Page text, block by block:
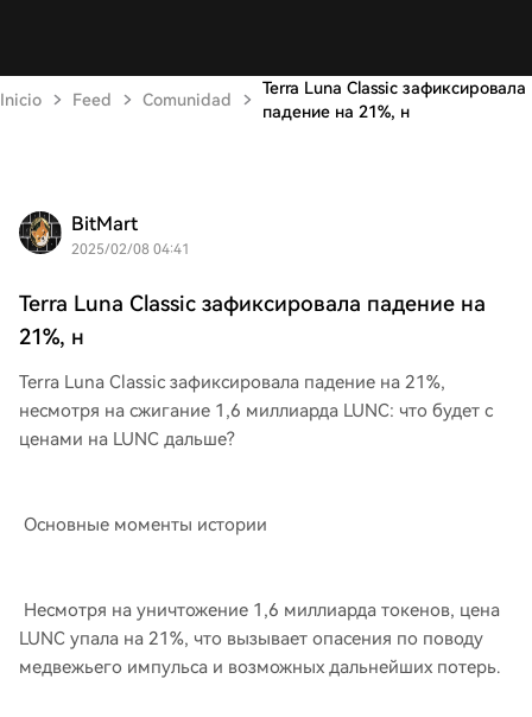
Inicio Feed Comunidad
Terra Luna Classic зафиксировала
падение на 21%, н
BitMart
2025/02/08 04:41
Terra Luna Classic зафиксировала падение на
21%, н
Terra Luna Classic зафиксировала падение на 21%,
несмотря на сжигание 1,6 миллиарда LUNC: что будет с
ценами на LUNC дальше?
Основные моменты истории
Несмотря на уничтожение 1,6 миллиарда токенов, цена
LUNC упала на 21%, что вызывает опасения по поводу
медвежьего импульса и возможных дальнейших потерь.